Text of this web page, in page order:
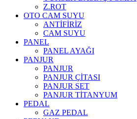
Z.ROT
OTO CAM SUYU
ANTİFİRİZ
CAM SUYU
PANEL
PANEL AYAĞI
PANJUR
PANJUR
PANJUR ÇİTASI
PANJUR SET
PANJUR TİTANYUM
PEDAL
GAZ PEDAL